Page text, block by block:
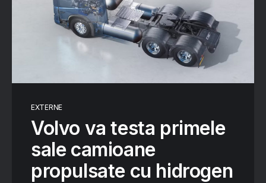
EXTERNE
Volvo va testa primele
sale camioane
propulsate cu hidrogen